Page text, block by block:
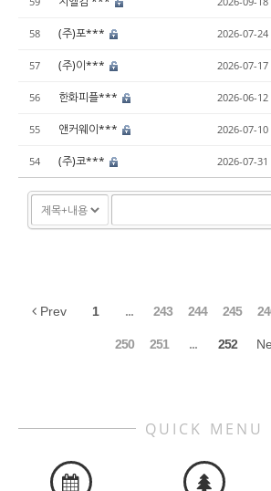
58 (주)포*** 2026-07-24
57 (주)이*** 2026-07-17
56 한화피플*** 2026-06-12
55 앤커웨이*** 2026-07-10
54 (주)코*** 2026-07-31
Prev 1 ... 243 244 245
250 251 ... 252
QUICK MENU